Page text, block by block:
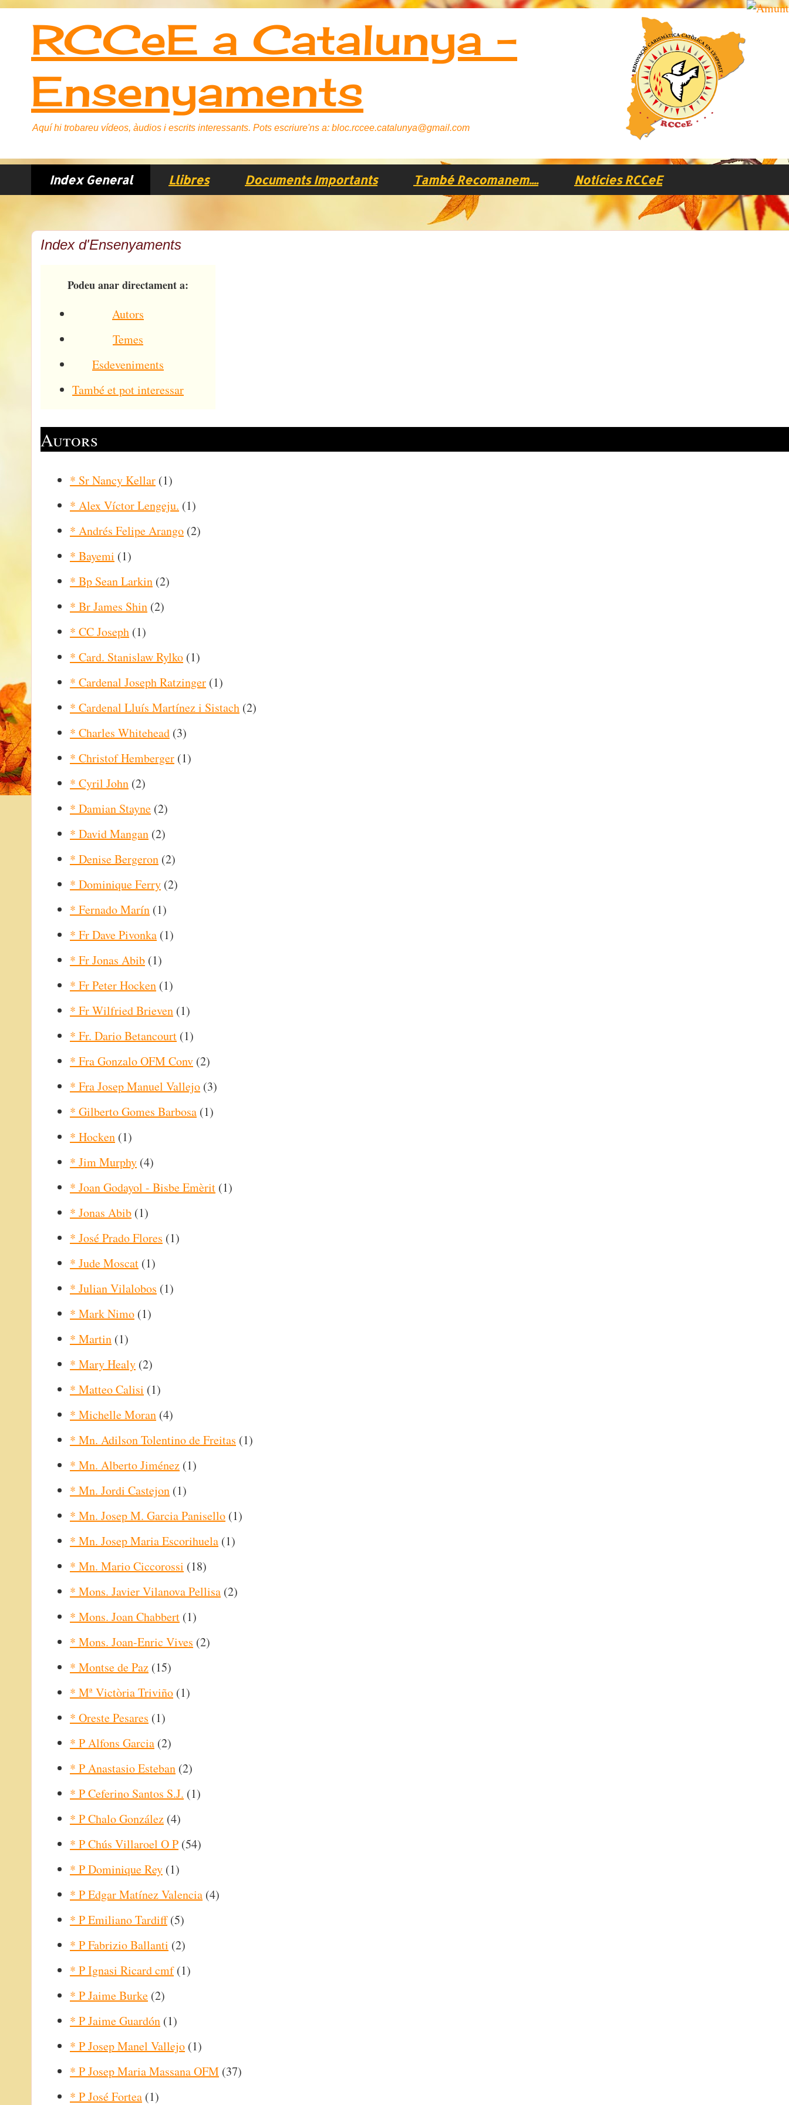
RCCeE a Catalunya -
Ensenyaments
Aquí hi trobareu vídeos, àudios i escrits interessants. Pots escriure'ns a: bloc.rccee.catalunya@gmail.com
Index General Llibres Documents Importants També Recomanem.... Notícies RCCeE
Index d'Ensenyaments
Podeu anar directament a:
Autors
Temes
Esdeveniments
També et pot interessar
Autors
* Sr Nancy Kellar (1)
* Alex Víctor Lengeju. (1)
* Andrés Felipe Arango (2)
* Bayemi (1)
* Bp Sean Larkin (2)
* Br James Shin (2)
* CC Joseph (1)
* Card. Stanislaw Rylko (1)
* Cardenal Joseph Ratzinger (1)
* Cardenal Lluís Martínez i Sistach (2)
* Charles Whitehead (3)
* Christof Hemberger (1)
* Cyril John (2)
* Damian Stayne (2)
* David Mangan (2)
* Denise Bergeron (2)
* Dominique Ferry (2)
* Fernado Marín (1)
* Fr Dave Pivonka (1)
* Fr Jonas Abib (1)
* Fr Peter Hocken (1)
* Fr Wilfried Brieven (1)
* Fr. Dario Betancourt (1)
* Fra Gonzalo OFM Conv (2)
* Fra Josep Manuel Vallejo (3)
* Gilberto Gomes Barbosa (1)
* Hocken (1)
* Jim Murphy (4)
* Joan Godayol - Bisbe Emèrit (1)
* Jonas Abib (1)
* José Prado Flores (1)
* Jude Moscat (1)
* Julian Vilalobos (1)
* Mark Nimo (1)
* Martin (1)
* Mary Healy (2)
* Matteo Calisi (1)
* Michelle Moran (4)
* Mn. Adilson Tolentino de Freitas (1)
* Mn. Alberto Jiménez (1)
* Mn. Jordi Castejon (1)
* Mn. Josep M. Garcia Panisello (1)
* Mn. Josep Maria Escorihuela (1)
* Mn. Mario Ciccorossi (18)
* Mons. Javier Vilanova Pellisa (2)
* Mons. Joan Chabbert (1)
* Mons. Joan-Enric Vives (2)
* Montse de Paz (15)
* Mª Victòria Triviño (1)
* Oreste Pesares (1)
* P Alfons Garcia (2)
* P Anastasio Esteban (2)
* P Ceferino Santos S.J. (1)
* P Chalo González (4)
* P Chús Villaroel O P (54)
* P Dominique Rey (1)
* P Edgar Matínez Valencia (4)
* P Emiliano Tardiff (5)
* P Fabrizio Ballanti (2)
* P Ignasi Ricard cmf (1)
* P Jaime Burke (2)
* P Jaime Guardón (1)
* P Josep Manel Vallejo (1)
* P Josep Maria Massana OFM (37)
* P José Fortea (1)